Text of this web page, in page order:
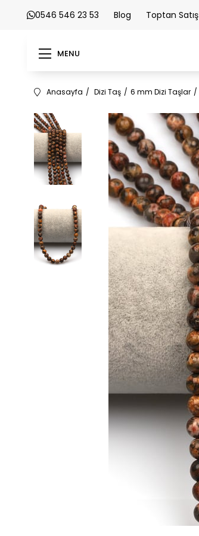
0546 546 23 53 Blog Toptan Satış
MENU
Anasayfa Dizi Taş 6 mm Dizi Taşlar